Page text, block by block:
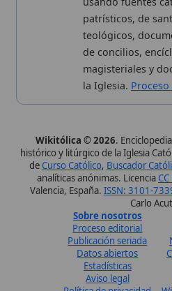
✦ SÍGUENOS EN
Canal de WhatsApp
Únete · publicación regular
Perfil de Instagram
Síguenos · @wikitolica